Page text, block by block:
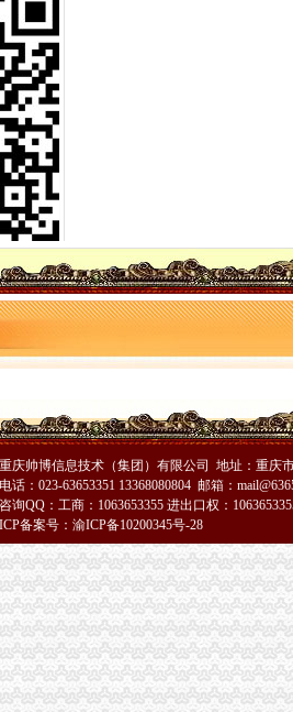
备案管理》
促”
疫发布违法品广告的不良苗头
管及服务方式改革
通监督
类监管数据质量建设
会
商投资洽谈见面会
志工作提出三点要求
食品安全监管工作
展高危行业安全排查
高危行业监管
权保护模范城市
不正之风
全排查工作
训效果
场环境
生广告整
提升工作绩效
检查指导工作
新体系
息上台阶
境
制机制成效显现
业夺标放谈”电视访谈节目引起烈响
谈会
重庆帅博信息技术（集团）有限公司 地址：重庆
电话：023-63653351 13368080804 邮箱：
咨询QQ：工商：1063653355 进出口权：
ICP备案号：渝ICP备10200345号-28